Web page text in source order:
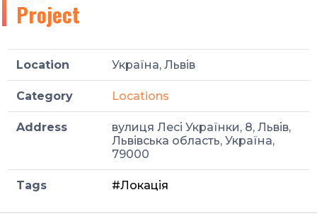
Project
Location Україна, Львів
Category Locations
Address
вулиця Лесі Українки, 8, Львів,
Львівська область, Україна,
79000
Tags #Локація